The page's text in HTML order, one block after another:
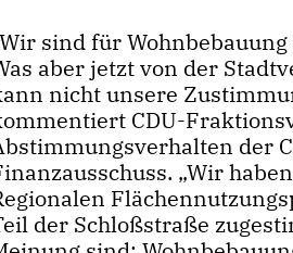
sind für
aber jetzt von der
nicht unsere
CDU-
der
„Wir
der Schloßstraße